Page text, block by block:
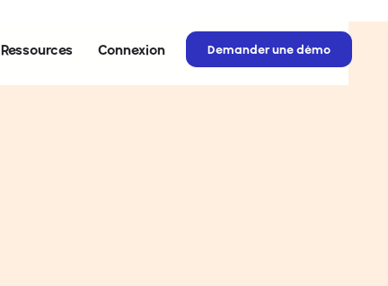
Ressources Connexion Demander une démo